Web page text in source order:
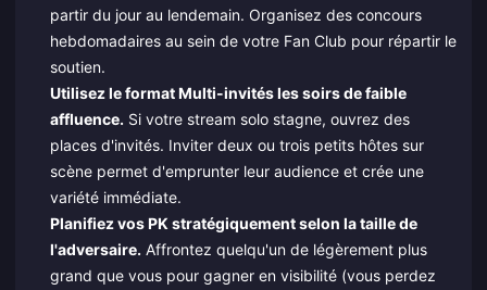
partir du jour au lendemain. Organisez des concours
hebdomadaires au sein de votre Fan Club pour répartir le
soutien.
Utilisez le format Multi-invités les soirs de faible
affluence. Si votre stream solo stagne, ouvrez des
places d'invités. Inviter deux ou trois petits hôtes sur
scène permet d'emprunter leur audience et crée une
variété immédiate.
Planifiez vos PK stratégiquement selon la taille de
l'adversaire. Affrontez quelqu'un de légèrement plus
grand que vous pour gagner en visibilité (vous perdez